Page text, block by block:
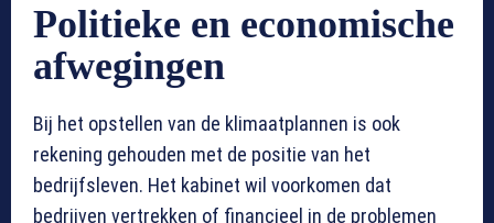
Politieke en economische
afwegingen
Bij het opstellen van de klimaatplannen is ook
rekening gehouden met de positie van het
bedrijfsleven. Het kabinet wil voorkomen dat
bedrijven vertrekken of financieel in de problemen